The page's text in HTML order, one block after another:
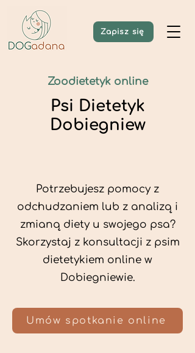
Zapisz się
Zoodietetyk online
Psi Dietetyk
Dobiegniew
Potrzebujesz pomocy z
odchudzaniem lub z analizą i
zmianą diety u swojego psa?
Skorzystaj z konsultacji z psim
dietetykiem online w
Dobiegniewie.
Umów spotkanie online